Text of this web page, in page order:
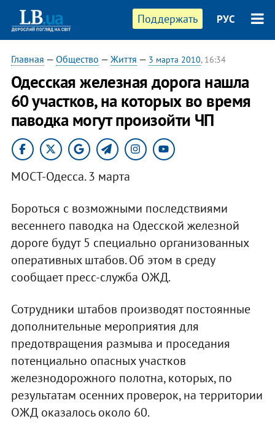
Поддержать РУС
Главная — Общество — Життя — 3 марта 2010, 16:34
Одесская железная дорога нашла
60 участков, на которых во время
паводка могут произойти ЧП
МОСТ-Одесса. 3 марта
Бороться с возможными последствиями
весеннего паводка на Одесской железной
дороге будут 5 специально организованных
оперативных штабов. Об этом в среду
сообщает пресс-служба ОЖД.
Сотрудники штабов производят постоянные
дополнительные мероприятия для
предотвращения размыва и проседания
потенциально опасных участков
железнодорожного полотна, которых, по
результатам осенних проверок, на территории
ОЖД оказалось около 60.